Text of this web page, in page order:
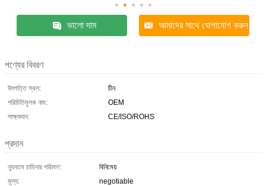
ভালো দাম আমাদের সাথে যোগাযোগ করুন
পণ্যের বিবরণ
উৎপত্তি স্থল:
চীন
পরিচিতিমুলক নাম:
OEM
সাক্ষ্যদান:
CE/ISO/ROHS
প্রদান
ন্যূনতম চাহিদার পরিমাণ:
বিনিমেয়
মূল্য:
negotiable